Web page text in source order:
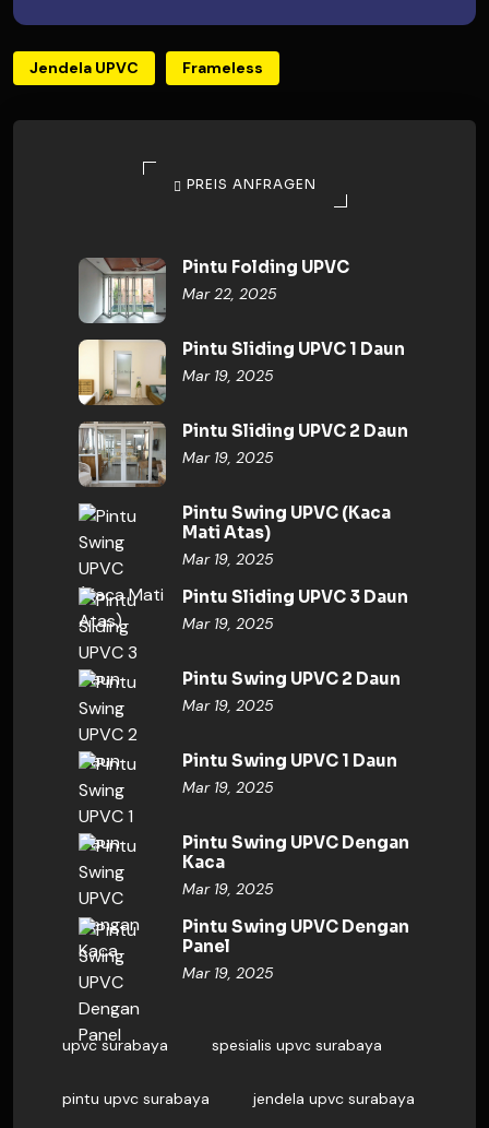
Jendela UPVC Frameless
PREIS ANFRAGEN
Pintu Folding UPVC
Mar 22, 2025
Pintu Sliding UPVC 1 Daun
Mar 19, 2025
Pintu Sliding UPVC 2 Daun
Mar 19, 2025
Pintu Swing UPVC (Kaca
Mati Atas)
Mar 19, 2025
Pintu Sliding UPVC 3 Daun
Mar 19, 2025
Pintu Swing UPVC 2 Daun
Mar 19, 2025
Pintu Swing UPVC 1 Daun
Mar 19, 2025
Pintu Swing UPVC Dengan
Kaca
Mar 19, 2025
Pintu Swing UPVC Dengan
Panel
Mar 19, 2025
upvc surabaya spesialis upvc surabaya
pintu upvc surabaya jendela upvc surabaya